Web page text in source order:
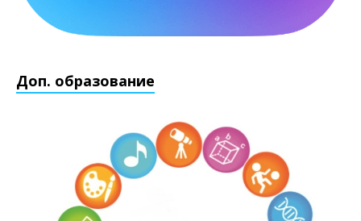
Доп. образование